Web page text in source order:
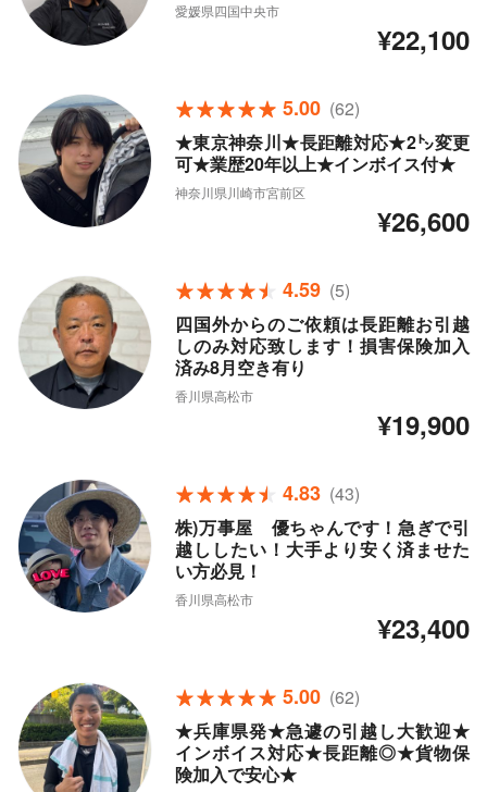
愛媛県四国中央市
¥22,100
5.00 (62)
★東京神奈川★長距離対応★2㌧変更
可★業歴20年以上★インボイス付★
神奈川県川崎市宮前区
¥26,600
4.59 (5)
四国外からのご依頼は長距離お引越
しのみ対応致します！損害保険加入
済み8月空き有り
香川県高松市
¥19,900
4.83 (43)
株)万事屋 優ちゃんです！急ぎで引
越ししたい！大手より安く済ませた
い方必見！
香川県高松市
¥23,400
5.00 (62)
★兵庫県発★急遽の引越し大歓迎★
インボイス対応★長距離◎★貨物保
険加入で安心★